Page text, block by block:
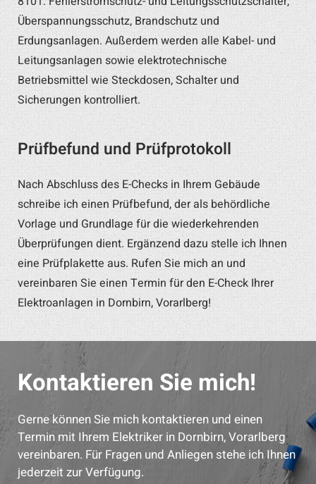
Überspannungsschutz, Brandschutz und
Erdungsanlagen. Außerdem werden alle Kabel- und
Leitungsanlagen sowie elektrotechnische
Betriebsmittel wie Steckdosen, Schalter und
Sicherungen kontrolliert.
Prüfbefund und Prüfprotokoll
Nach Abschluss des E-Checks in Ihrem Gebäude
schreibe ich einen Prüfbefund, der als behördliche
Vorlage und Grundlage für die wiederkehrenden
Überprüfungen dient. Ergänzend dazu stelle ich Ihnen
eine Prüfplakette aus. Rufen Sie mich an und
vereinbaren Sie einen Termin für den E-Check Ihrer
Elektroanlagen in Dornbirn, Vorarlberg!
Kontaktieren Sie mich!
Gerne können Sie mich kontaktieren und einen
Termin mit Ihrem Elektriker in Dornbirn, Vorarlberg
vereinbaren. Für Fragen und Anliegen stehe ich Ihnen
jederzeit zur Verfügung.